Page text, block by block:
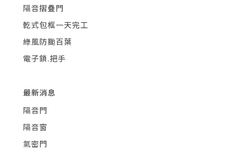
隔音摺疊門
乾式包框一天完工
綠風防颱百葉
電子鎖.把手
最新消息
隔音門
隔音窗
氣密門